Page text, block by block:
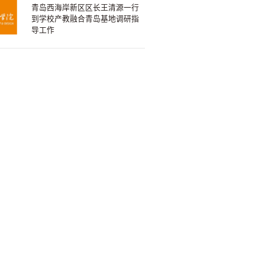
青岛西海岸新区区长王清源一行
到学校产教融合青岛基地调研指
导工作